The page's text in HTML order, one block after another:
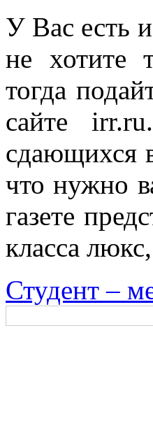
У Вас есть
не хотите
тогда
сайте
сдающихся
что нужно
газете
класса
Студент –